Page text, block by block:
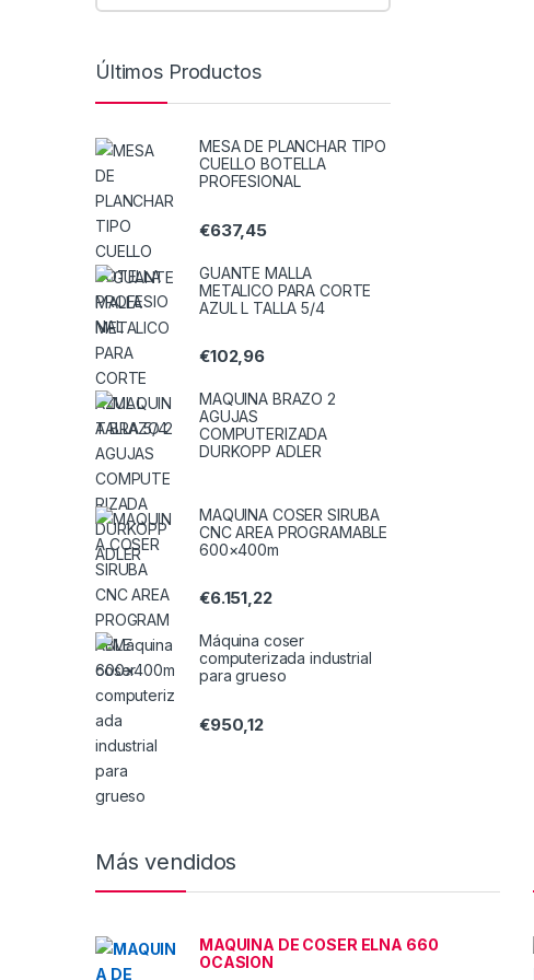
Últimos Productos
MESA DE PLANCHAR TIPO
CUELLO BOTELLA
PROFESIONAL
€637,45
GUANTE MALLA
METALICO PARA CORTE
AZUL L TALLA 5/4
€102,96
MAQUINA BRAZO 2
AGUJAS
COMPUTERIZADA
DURKOPP ADLER
MAQUINA COSER SIRUBA
CNC AREA PROGRAMABLE
600×400m
€6.151,22
Máquina coser
computerizada industrial
para grueso
€950,12
Más vendidos
MAQUINA DE COSER ELNA 660
OCASION